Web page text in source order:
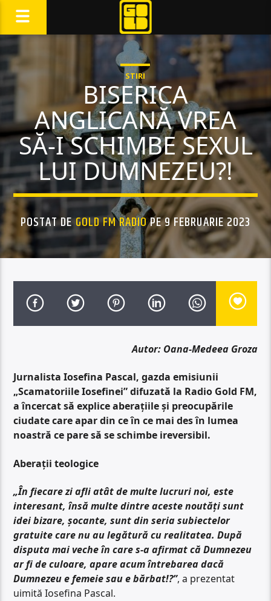
STIRI
BISERICA
ANGLICANĂ VREA
SĂ-I SCHIMBE SEXUL
LUI DUMNEZEU?!
POSTAT DEGOLD FM RADIOPE 9 FEBRUARIE 2023
Autor: Oana-Medeea Groza
Jurnalista Iosefina Pascal, gazda emisiunii
„Scamatoriile Iosefinei” difuzată la Radio Gold FM,
a încercat să explice aberațiile și preocupările
ciudate care apar din ce în ce mai des în lumea
noastră ce pare să se schimbe ireversibil.
Aberații teologice
„În fiecare zi afli atât de multe lucruri noi, este
interesant, însă multe dintre aceste noutăți sunt
idei bizare, șocante, sunt din seria subiectelor
gratuite care nu au legătură cu realitatea. După
disputa mai veche în care s-a afirmat că Dumnezeu
ar fi de culoare, apare acum întrebarea dacă
Dumnezeu e femeie sau e bărbat!?”, a prezentat
uimită Iosefina Pascal.